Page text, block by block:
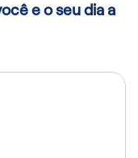
e o seu dia a